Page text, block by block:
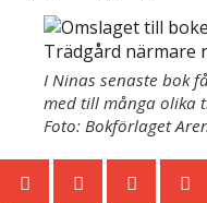
I Ninas senaste bok
med till många olika
Foto: Bokförlaget